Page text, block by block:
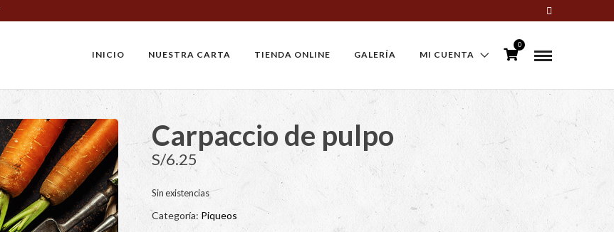
0
INICIO NUESTRA CARTA TIENDA ONLINE GALERÍA MI CUENTA
Carpaccio de pulpo
S/6.25
Sin existencias
Categoría: Piqueos